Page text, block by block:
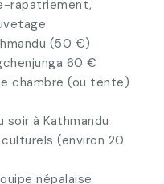
rapatriement,
(50 €)
60 €
chambre (ou tente)
à Kathmandu
(environ 20
népalaise